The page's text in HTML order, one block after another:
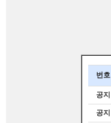
번호
공지
공지